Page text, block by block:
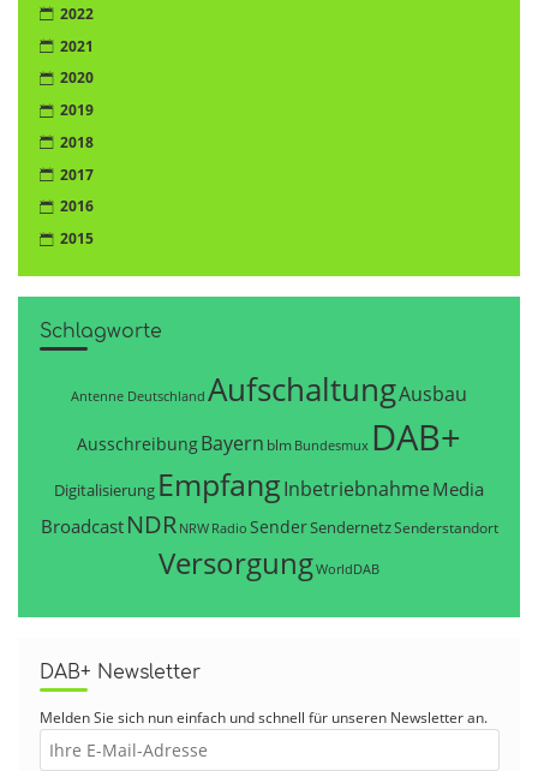
2022
2021
2020
2019
2018
2017
2016
2015
Schlagworte
Antenne Deutschland AufschaltungAusbau
AusschreibungBayern blm Bundesmux DAB+
Digitalisierung EmpfangInbetriebnahme Media
Broadcast NDR NRW Radio SenderSendernetzSenderstandort
VersorgungWorldDAB
DAB+ Newsletter
Melden Sie sich nun einfach und schnell für unseren Newsletter an.